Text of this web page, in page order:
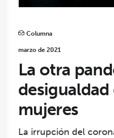
Columna
marzo de 2021
La otra
desigualdad
mujeres
La irrupción del